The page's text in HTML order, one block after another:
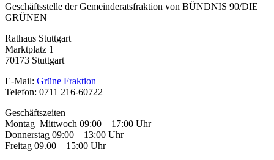
Geschäftsstelle der Gemeinderatsfraktion von BÜNDNIS 90/DIE
GRÜNEN
Rathaus Stuttgart
Marktplatz 1
70173 Stuttgart
E-Mail: Grüne Fraktion
Telefon: 0711 216-60722
Geschäftszeiten
Montag–Mittwoch 09:00 – 17:00 Uhr
Donnerstag 09:00 – 13:00 Uhr
Freitag 09.00 – 15:00 Uhr